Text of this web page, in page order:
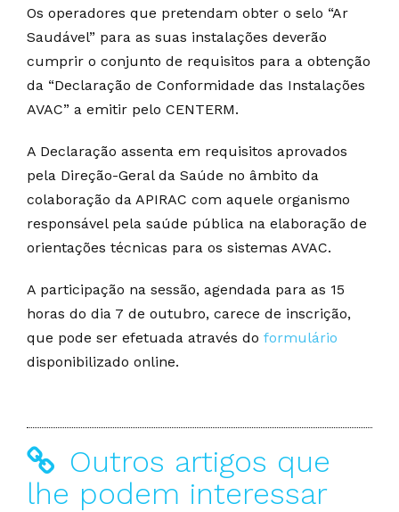
Os operadores que pretendam obter o selo “Ar
Saudável” para as suas instalações deverão
cumprir o conjunto de requisitos para a obtenção
da “Declaração de Conformidade das Instalações
AVAC” a emitir pelo CENTERM.
A Declaração assenta em requisitos aprovados
pela Direção-Geral da Saúde no âmbito da
colaboração da APIRAC com aquele organismo
responsável pela saúde pública na elaboração de
orientações técnicas para os sistemas AVAC.
A participação na sessão, agendada para as 15
horas do dia 7 de outubro, carece de inscrição,
que pode ser efetuada através do formulário
disponibilizado online.
Outros artigos que
lhe podem interessar